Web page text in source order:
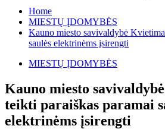
Home
MIESTŲ ĮDOMYBĖS
Kauno miesto savivaldybė
saulės elektrinėms įsirengti
MIESTŲ ĮDOMYBĖS
Kauno miesto
teikti paraiškas paramai
elektrinėms įsirengti